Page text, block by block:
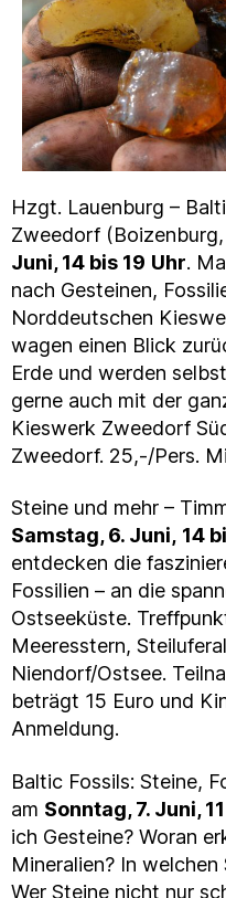
Hzgt. Lauenburg –
Zweedorf
Juni, 14 bis 19 Uhr.
nach Gesteinen,
Norddeutschen
wagen einen Blick
Erde und werden
gerne auch mit der
Kieswerk Zweedorf
Zweedorf. 25,-/Pers.
Steine und mehr –
Samstag, 6. Juni, 14
entdecken die
Fossilien – an die
Ostseeküste.
Meeresstern,
Niendorf/Ostsee.
beträgt 15 Euro und
Anmeldung.
Baltic Fossils: Steine,
am Sonntag, 7. Juni,
ich Gesteine? Woran
Mineralien? In
Wer Steine nicht nur